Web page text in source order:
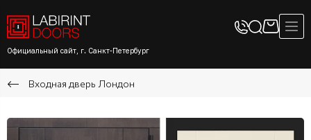
Официальный сайт, г. Санкт-Петербург
Входная дверь Лондон